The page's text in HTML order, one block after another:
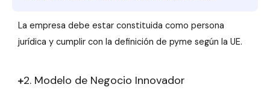
La empresa debe estar constituida como persona
jurídica y cumplir con la definición de pyme según la UE.
2. Modelo de Negocio Innovador